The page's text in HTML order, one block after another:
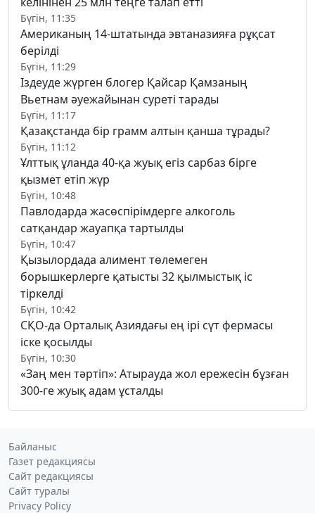
Бүгін, 11:35
Американың 14-штатында эвтаназияға рұқсат
берілді
Бүгін, 11:29
Іздеуде жүрген блогер Қайсар Қамзаның
Вьетнам әуежайынан суреті тарады
Бүгін, 11:17
Қазақстанда бір грамм алтын қанша тұрады?
Бүгін, 11:12
Ұлттық ұланда 40-қа жуық егіз сарбаз бірге
қызмет етіп жүр
Бүгін, 10:48
Павлодарда жасөспірімдерге алкоголь
сатқандар жауапқа тартылды
Бүгін, 10:47
Қызылордада алимент төлемеген
борышкерлерге қатысты 32 қылмыстық іс
тіркелді
Бүгін, 10:42
СҚО-да Орталық Азиядағы ең ірі сүт фермасы
іске қосылды
Бүгін, 10:30
«Заң мен тәртіп»: Атырауда жол ережесін бұзған
300-ге жуық адам ұсталды
Байланыс
Газет редакциясы
Сайт редакциясы
Сайт туралы
Privacy Policy